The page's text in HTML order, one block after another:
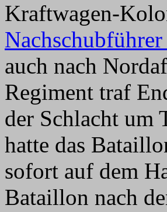
Kraftwagen-
Nachschubführer
auch nach
Regiment traf
der Schlacht um
hatte das
sofort auf dem
Bataillon nach